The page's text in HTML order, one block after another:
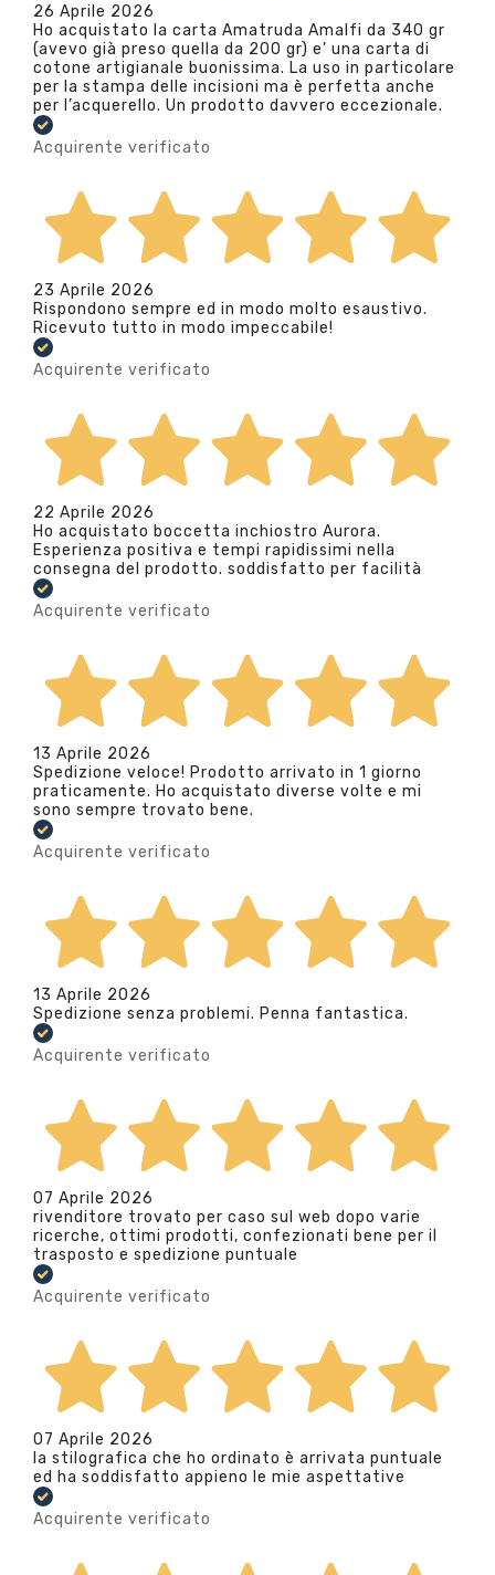
26 Aprile 2026
Ho acquistato la carta Amatruda Amalfi da 340 gr
(avevo già preso quella da 200 gr) e’ una carta di
cotone artigianale buonissima. La uso in particolare
per la stampa delle incisioni ma è perfetta anche
per l’acquerello. Un prodotto davvero eccezionale.
Acquirente verificato
23 Aprile 2026
Rispondono sempre ed in modo molto esaustivo.
Ricevuto tutto in modo impeccabile!
Acquirente verificato
22 Aprile 2026
Ho acquistato boccetta inchiostro Aurora.
Esperienza positiva e tempi rapidissimi nella
consegna del prodotto. soddisfatto per facilità
Acquirente verificato
13 Aprile 2026
Spedizione veloce! Prodotto arrivato in 1 giorno
praticamente. Ho acquistato diverse volte e mi
sono sempre trovato bene.
Acquirente verificato
13 Aprile 2026
Spedizione senza problemi. Penna fantastica.
Acquirente verificato
07 Aprile 2026
rivenditore trovato per caso sul web dopo varie
ricerche, ottimi prodotti, confezionati bene per il
trasposto e spedizione puntuale
Acquirente verificato
07 Aprile 2026
la stilografica che ho ordinato è arrivata puntuale
ed ha soddisfatto appieno le mie aspettative
Acquirente verificato